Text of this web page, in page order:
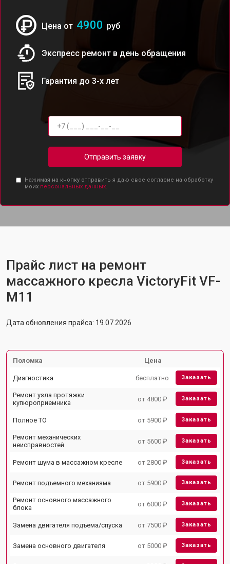
Цена от 4900 руб
Экспресс ремонт в день обращения
Гарантия до 3-х лет
Отправить заявку
Нажимая на кнопку отправить я даю свое согласие на обработку
моих персональных данных.
Прайс лист на ремонт
массажного кресла VictoryFit VF-
M11
Дата обновления прайса: 19.07.2026
Поломка Цена
Диагностика бесплатно Заказать
Ремонт узла протяжки
купюроприемника
от 4800 ₽ Заказать
Полное ТО от 5900 ₽ Заказать
Ремонт механических
неисправностей
от 5600 ₽ Заказать
Ремонт шума в массажном кресле от 2800 ₽ Заказать
Ремонт подъемного механизма от 5900 ₽ Заказать
Ремонт основного массажного
блока
от 6000 ₽ Заказать
Замена двигателя подъема/спуска от 7500 ₽ Заказать
Замена основного двигателя от 5000 ₽ Заказать